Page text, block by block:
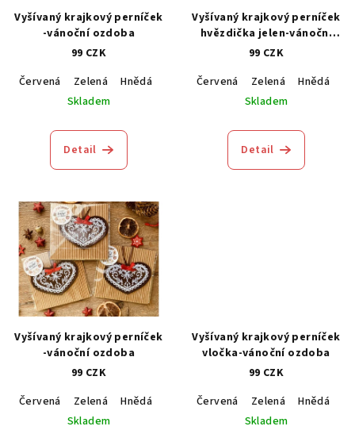
Vyšívaný krajkový perníček
-vánoční ozdoba
99 CZK
Červená
Zelená Hnědá
Modrá
Skladem
Detail
Vyšívaný krajkový perníček
hvězdička jelen-vánoční
ozdoba
99 CZK
Červená
Zelená Hnědá
Skladem
Detail
Vyšívaný krajkový perníček
-vánoční ozdoba
99 CZK
Červená
Zelená Hnědá
Modrá
Skladem
Vyšívaný krajkový perníček
vločka-vánoční ozdoba
99 CZK
Červená
Zelená Hnědá
Skladem